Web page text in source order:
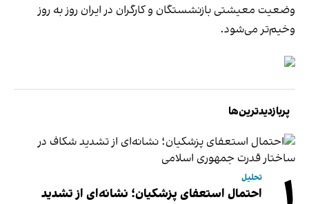
وضعیت معیشتی بازنشستگان و کارگران در ایران روز به روز
وخیم‌تر می‌شود.
پربازدیدترین‌ها
تحلیل
احتمال استعفای پزشکیان؛ نشانه‌ای از تشدید